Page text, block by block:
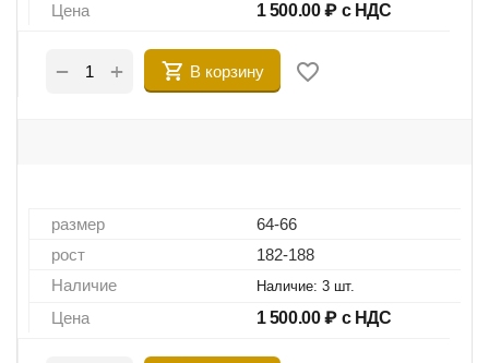
Цена 1 500.00 ₽ с НДС
+
− В корзину
размер
64-66
рост
182-188
Наличие
Наличие: 3 шт.
Цена 1 500.00 ₽ с НДС